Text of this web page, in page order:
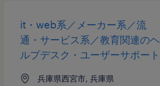
it・web系／メーカー系／流
通・サービス系／教育関連のヘ
ルプデスク・ユーザーサポート
兵庫県西宮市, 兵庫県